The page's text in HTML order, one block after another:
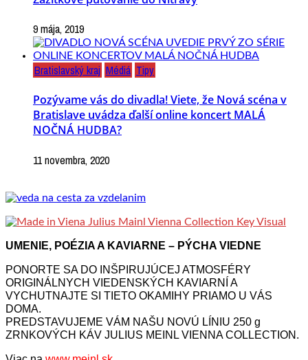
9 mája, 2019
Bratislavský kraj Médiá Tipy
Pozývame vás do divadla! Viete, že Nová scéna v
Bratislave uvádza ďalší online koncert MALÁ
NOČNÁ HUDBA?
11 novembra, 2020
UMENIE, POÉZIA A KAVIARNE – PÝCHA VIEDNE
PONORTE SA DO INŠPIRUJÚCEJ ATMOSFÉRY
ORIGINÁLNYCH VIEDENSKÝCH KAVIARNÍ A
VYCHUTNAJTE SI TIETO OKAMIHY PRIAMO U VÁS
DOMA.
PREDSTAVUJEME VÁM NAŠU NOVÚ LÍNIU 250 g
ZRNKOVÝCH KÁV JULIUS MEINL VIENNA COLLECTION.